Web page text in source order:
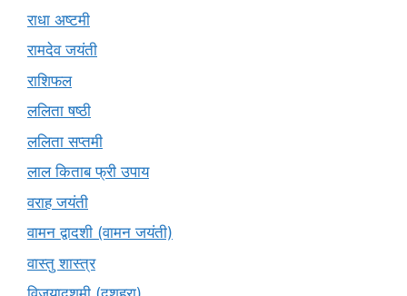
राधा अष्टमी
रामदेव जयंती
राशिफल
ललिता षष्ठी
ललिता सप्तमी
लाल किताब फ्री उपाय
वराह जयंती
वामन द्वादशी (वामन जयंती)
वास्तु शास्त्र